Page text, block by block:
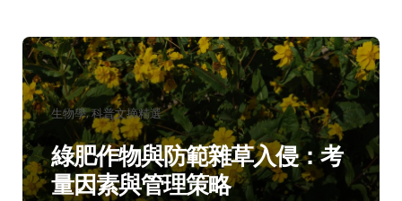
分
類：
生物學 科普文摘精選
綠肥作物與防範雜草入侵：考
量因素與管理策略